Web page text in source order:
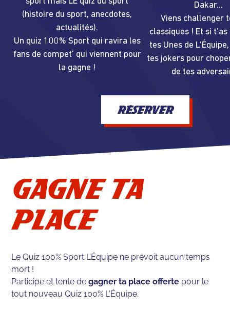
(histoire du sport, anecdotes,
actualités).
Un quiz 100% Sport qui ravira les
fans de compet' qui viennent pour
la gagne !
Dakar...
Viens challenger
classiques ! Et si
tes Unes de
tes jokers pour
de tes
RÉSERVER
GAGNE TA
PLACE
Le Quiz 100% Sport L’Équipe ne prévoit aucun temps
mort !
Participe et tente degagner ta place offerte pour le
tout nouveau Quiz 100% L'Équipe.